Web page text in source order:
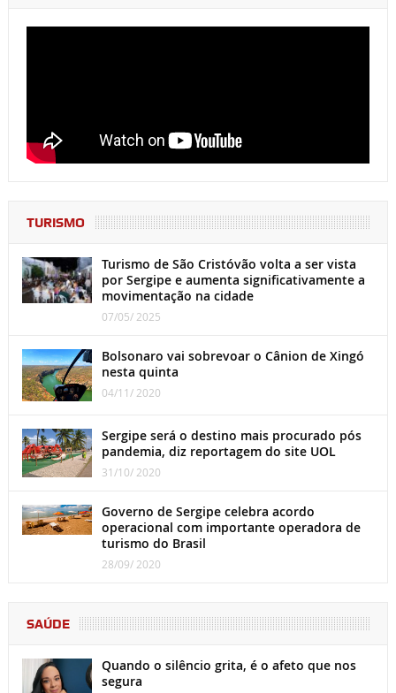
TURISMO
Turismo de São Cristóvão volta a ser vista
por Sergipe e aumenta significativamente a
movimentação na cidade
07/05/ 2025
Bolsonaro vai sobrevoar o Cânion de Xingó
nesta quinta
04/11/ 2020
Sergipe será o destino mais procurado pós
pandemia, diz reportagem do site UOL
31/10/ 2020
Governo de Sergipe celebra acordo
operacional com importante operadora de
turismo do Brasil
28/09/ 2020
SAÚDE
Quando o silêncio grita, é o afeto que nos
segura